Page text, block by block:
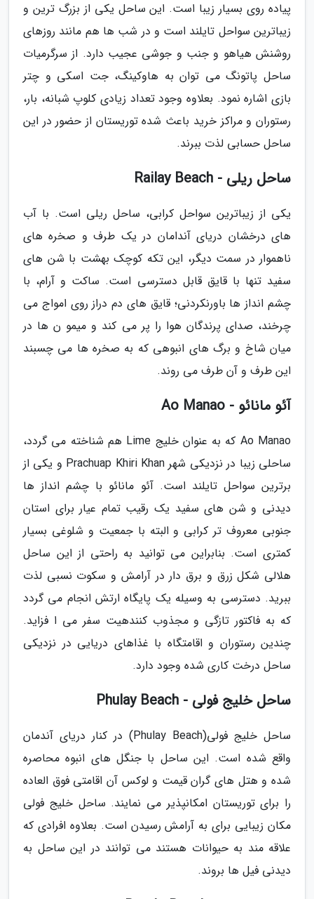
پیاده روی بسیار زیبا است. این ساحل یکی از بزرگ ترین و
زیباترین سواحل تایلند است و در شب ها هم مانند روزهای
روشنش هیاهو و جنب و جوشی عجیب دارد. از سرگرمیات
ساحل پاتونگ می توان به هاوکینگ، جت اسکی و چتر
بازی اشاره نمود. بعلاوه وجود تعداد زیادی کلوپ شبانه، بار،
رستوران و مراکز خرید باعث شده توریستان از حضور در این
ساحل حسابی لذت ببرند.
ساحل ریلی - Railay Beach
یکی از زیباترین سواحل کرابی، ساحل ریلی است. با آب
های درخشان دریای آندامان در یک طرف و صخره های
ناهموار در سمت دیگر، این تکه کوچک بهشت با شن های
سفید تنها با قایق قابل دسترسی است. ساکت و آرام، با
چشم انداز ها باورنکردنی؛ قایق های دم دراز روی امواج می
چرخند، صدای پرندگان هوا را پر می کند و میمو ن ها در
میان شاخ و برگ های انبوهی که به صخره ها می چسبند
این طرف و آن طرف می روند.
آئو مانائو - Ao Manao
Ao Manao که به عنوان خلیج Lime هم شناخته می گردد،
ساحلی زیبا در نزدیکی شهر Prachuap Khiri Khan و یکی از
برترین سواحل تایلند است. آئو مانائو با چشم انداز ها
دیدنی و شن های سفید یک رقیب تمام عیار برای استان
جنوبی معروف تر کرابی و البته با جمعیت و شلوغی بسیار
کمتری است. بنابراین می توانید به راحتی از این ساحل
هلالی شکل زرق و برق دار در آرامش و سکوت نسبی لذت
ببرید. دسترسی به وسیله یک پایگاه ارتش انجام می گردد
که به فاکتور تازگی و مجذوب کنندهیت سفر می ا فزاید.
چندین رستوران و اقامتگاه با غذاهای دریایی در نزدیکی
ساحل درخت کاری شده وجود دارد.
ساحل خلیج فولی - Phulay Beach
ساحل خلیج فولی(Phulay Beach) در کنار دریای آندمان
واقع شده است. این ساحل با جنگل های انبوه محاصره
شده و هتل های گران قیمت و لوکس آن اقامتی فوق العاده
را برای توریستان امکانپذیر می نمایند. ساحل خلیج فولی
مکان زیبایی برای به آرامش رسیدن است. بعلاوه افرادی که
علاقه مند به حیوانات هستند می توانند در این ساحل به
دیدنی فیل ها بروند.